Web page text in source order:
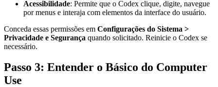
Acessibilidade: Permite que o Codex clique, digite, navegue
por menus e interaja com elementos da interface do usuário.
Conceda essas permissões em Configurações do Sistema >
Privacidade e Segurança quando solicitado. Reinicie o Codex se
necessário.
Passo 3: Entender o Básico do Computer
Use